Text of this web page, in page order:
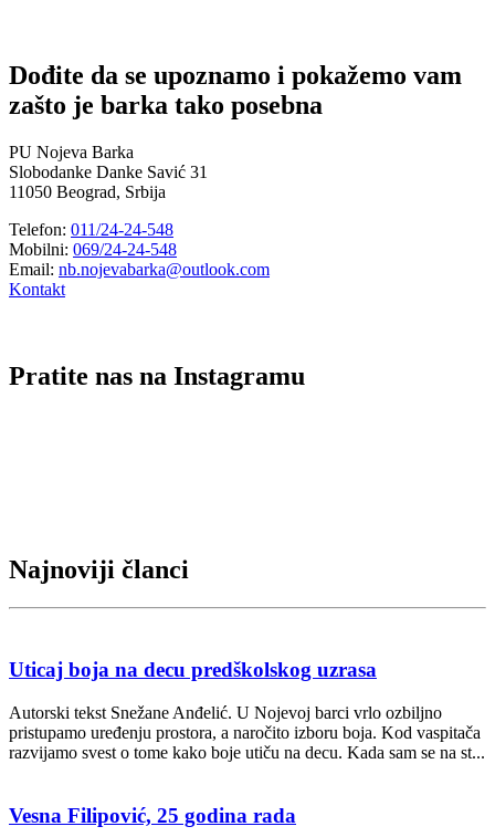
Dođite da se upoznamo i pokažemo vam
zašto je barka tako posebna
PU Nojeva Barka
Slobodanke Danke Savić 31
11050 Beograd, Srbija
Telefon: 011/24-24-548
Mobilni: 069/24-24-548
Email: nb.nojevabarka@outlook.com
Kontakt
Pratite nas na Instagramu
Najnoviji članci
Uticaj boja na decu predškolskog uzrasa
Autorski tekst Snežane Anđelić. U Nojevoj barci vrlo ozbiljno
pristupamo uređenju prostora, a naročito izboru boja. Kod vaspitača
razvijamo svest o tome kako boje utiču na decu. Kada sam se na st...
Vesna Filipović, 25 godina rada